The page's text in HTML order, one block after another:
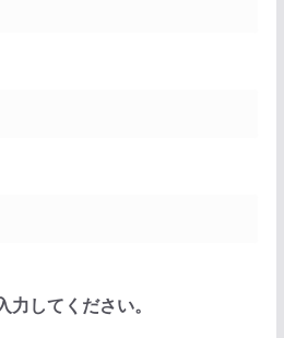
してください。